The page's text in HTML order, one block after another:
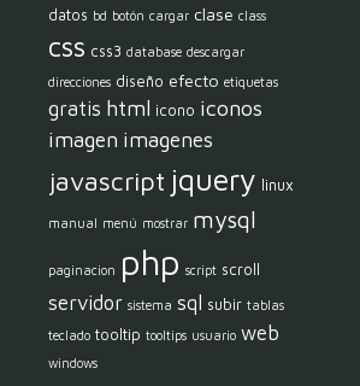
datos bd botón cargar clase class
css css3 database descargar
direcciones diseño efecto etiquetas
gratis html icono iconos
imagen imagenes
javascript jquery linux
manual menú mostrar mysql
paginacion php script scroll
servidor sistema sql subir tablas
teclado tooltip tooltips usuario web
windows